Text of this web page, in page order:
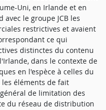
Uni, en Irlande et en
le groupe JCB les
restrictives et avaient
ce qui
distinctes du contenu
dans le contexte de
en l'espèce à celles du
les éléments de fait
de limitation des
du réseau de distribution